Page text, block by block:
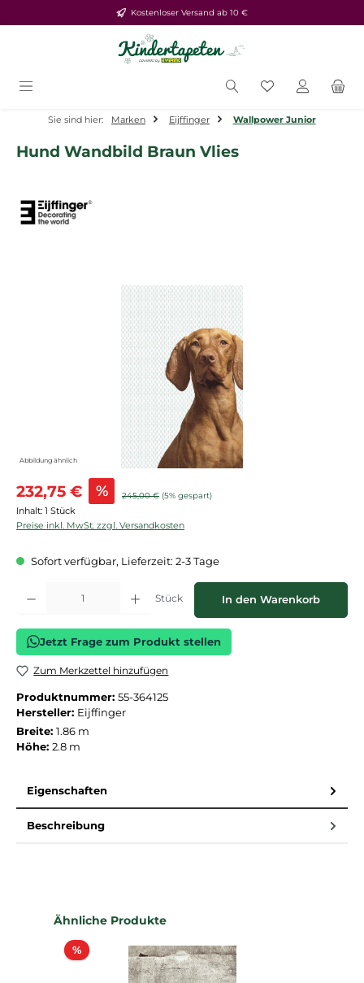
Zum Hauptinhalt springenKostenloser Versand ab 10 €
Du hast 0
Sie sind hier: Marken Eijffinger Wallpower Junior
Hund Wandbild Braun Vlies
Bildergalerie überspringen
Abbildung ähnlich
Verkaufspreis:
232,75 € % Regulärer Preis:
245,00 € (5% gespart)
Inhalt: 1 Stück
Preise inkl. MwSt. zzgl. Versandkosten
Sofort verfügbar, Lieferzeit: 2-3 Tage
Produkt Anzahl: Gib den gewünschten Wert ein oder benutze die
Stück In den Warenkorb
Jetzt Frage zum Produkt stellen
Zum Merkzettel hinzufügen
Produktnummer: 55-364125
Hersteller: Eijffinger
Breite: 1.86 m
Höhe: 2.8 m
Eigenschaften
Beschreibung
Produktgalerie überspringen
Ähnliche Produkte
%Rabatt